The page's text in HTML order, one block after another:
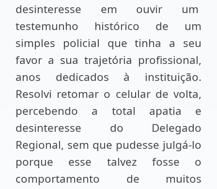
desinteresse em ouvir um
testemunho histórico de um
simples policial que tinha a seu
favor a sua trajetória profissional,
anos dedicados à instituição.
Resolvi retomar o celular de volta,
percebendo a total apatia e
desinteresse do Delegado
Regional, sem que pudesse julgá-lo
porque esse talvez fosse o
comportamento de muitos